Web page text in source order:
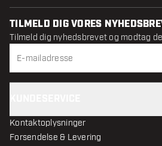
TILMELD DIG VORES
Tilmeld dig nyhedsbrevet og modtag
Kontaktoplysninger
Forsendelse & Levering